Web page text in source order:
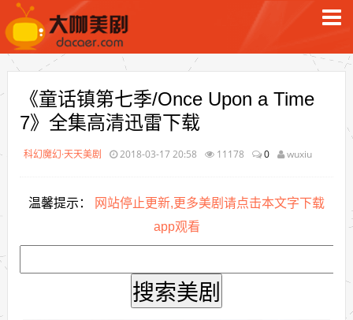
《童话镇第七季/Once Upon a Time
7》全集高清迅雷下载
科幻魔幻·天天美剧 2018-03-17 20:58 11178 0 wuxiu
温馨提示：
网站停止更新,更多美剧请点击本文字下载
app观看